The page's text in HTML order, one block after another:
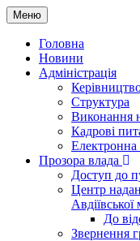
Меню
Головна
Новини
Адміністрація
Структура
Виконання
Кадрові
Прозора влада
Доступ до
Центр
Авдіївської
До
Звернення